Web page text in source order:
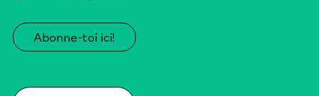
Abonne-toi ici!